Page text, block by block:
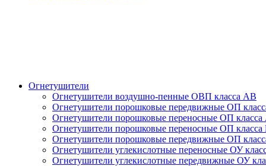
Огнетушители
Огнетушители воздушно-пенные ОВП класса АВ
Огнетушители порошковые передвижные ОП
Огнетушители порошковые переносные ОП
Огнетушители порошковые переносные ОП
Огнетушители порошковые передвижные ОП
Огнетушители углекислотные переносные ОУ
Огнетушители углекислотные передвижные ОУ